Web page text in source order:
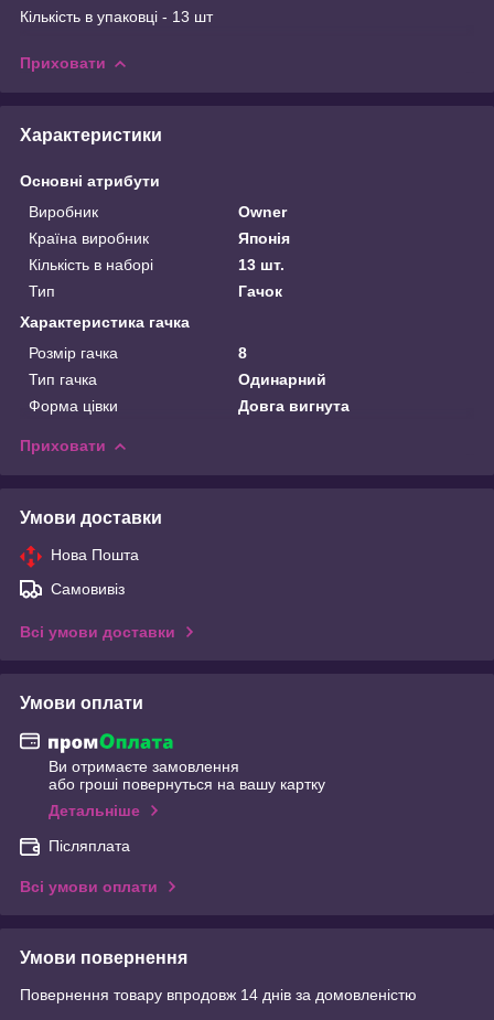
Кількість в упаковці - 13 шт
Приховати
Характеристики
Основні атрибути
Виробник
Owner
Країна виробник
Японія
Кількість в наборі
13 шт.
Тип
Гачок
Характеристика гачка
Розмір гачка
8
Тип гачка
Одинарний
Форма цівки
Довга вигнута
Приховати
Умови доставки
Нова Пошта
Самовивіз
Всі умови доставки
Умови оплати
Ви отримаєте замовлення
або гроші повернуться на вашу картку
Детальніше
Післяплата
Всі умови оплати
Умови повернення
Повернення товару впродовж 14 днів за домовленістю